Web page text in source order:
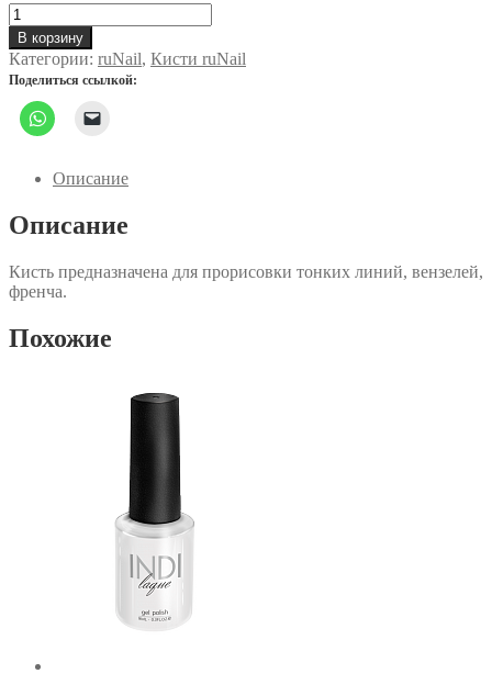
Количество
товара
Кисть
для
дизайна
nail
art
№3594
В корзину
Категории: ruNail, Кисти ruNail
Поделиться ссылкой:
Описание
Описание
Кисть предназначена для прорисовки тонких линий, вензелей,
френча.
Похожие